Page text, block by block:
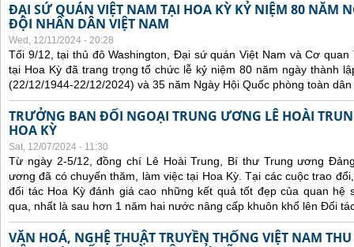
ĐẠI SỨ QUÁN VIỆT NAM TẠI HOA KỲ KỶ NIỆM 80 NĂM
ĐỘI NHÂN DÂN VIỆT NAM
Wed, 12/11/2024 - 20:28
Tối 9/12, tại thủ đô Washington, Đại sứ quán Việt Nam và Cơ quan
tại Hoa Kỳ đã trang trọng tổ chức lễ kỷ niệm 80 năm ngày thành
(22/12/1944-22/12/2024) và 35 năm Ngày Hội Quốc phòng toàn
TRƯỞNG BAN ĐỐI NGOẠI TRUNG ƯƠNG LÊ HOÀI
HOA KỲ
Sat, 12/07/2024 - 11:30
Từ ngày 2-5/12, đồng chí Lê Hoài Trung, Bí thư Trung ương
ương đã có chuyến thăm, làm việc tại Hoa Kỳ. Tại các cuộc trao
đối tác Hoa Kỳ đánh giá cao những kết quả tốt đẹp của quan hệ
qua, nhất là sau hơn 1 năm hai nước nâng cấp khuôn khổ lên Đối
VĂN HOÁ, NGHỆ THUẬT TRUYỀN THỐNG VIỆT NAM